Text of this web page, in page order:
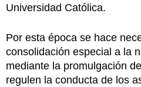
Universidad Católica.
Por esta época se hace
consolidación especial a la
mediante la promulgación
regulen la conducta de los